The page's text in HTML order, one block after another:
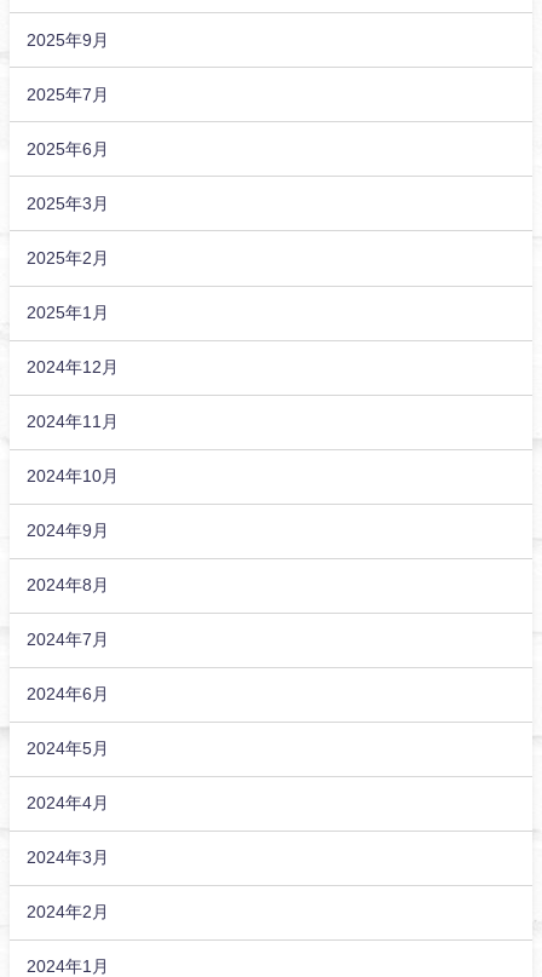
2025年9月
2025年7月
2025年6月
2025年3月
2025年2月
2025年1月
2024年12月
2024年11月
2024年10月
2024年9月
2024年8月
2024年7月
2024年6月
2024年5月
2024年4月
2024年3月
2024年2月
2024年1月